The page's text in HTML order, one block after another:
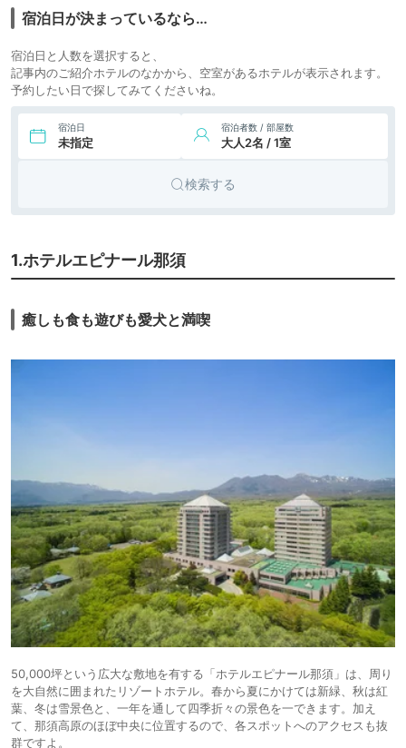
ALTOPIANO
9.ペットと泊まる
CARO FORESTA 那
須高原 VOLPE
icotto
ホテル
TOWAピュアコテ
12,100円〜
icotto 楽天トラベル 旅館
宿泊日が決まっているなら…
宿泊日と人数を選択すると、
記事内のご紹介ホテルのなかから、空室があるホテルが表示されます。
予約したい日で探してみてくださいね。
宿泊日
未指定
宿泊者数 / 部屋数
大人2名 / 1室
検索する
1.ホテルエピナール那須
癒しも食も遊びも愛犬と満喫
50,000坪という広大な敷地を有する「ホテルエピナール那須」は、周り
を大自然に囲まれたリゾートホテル。春から夏にかけては新緑、秋は紅
葉、冬は雪景色と、一年を通して四季折々の景色を一できます。加え
て、那須高原のほぼ中央に位置するので、各スポットへのアクセスも抜
群ですよ。